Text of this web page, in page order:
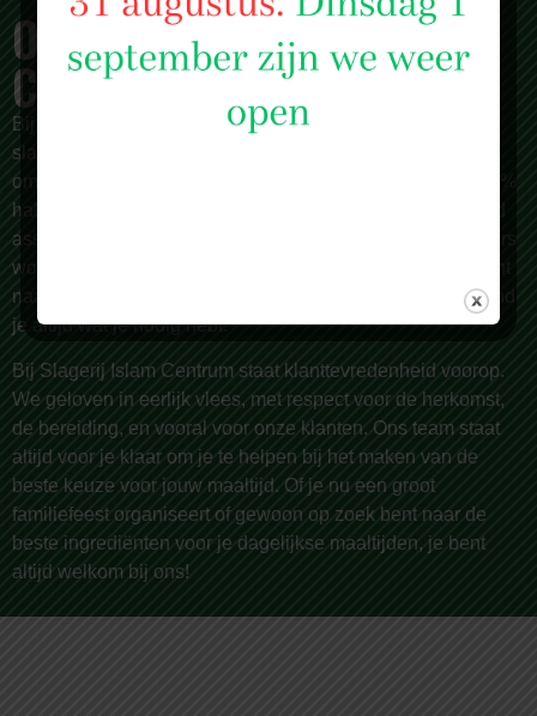
OVER SLAGERIJ ISLAM
CENTRUM
Bij Slagerij Islam Centrumzijn we meer dan alleen een
slagerij. Al sinds 1987 zijn we een begrip in Rotterdam en
omstreken, bekend om onze zorgvuldige selectie van 100%
halal vlees van de hoogste kwaliteit. Wij bieden een breed
assortiment, met meer dan 150 producten die dagelijks vers
worden bereid door onze vakslagers. Of je nu op zoek bent
naar lamsvlees, rundvlees, kip, of geitenvlees – bij ons vind
je altijd wat je nodig hebt.
Bij Slagerij Islam Centrum staat klanttevredenheid voorop.
We geloven in eerlijk vlees, met respect voor de herkomst,
de bereiding, en vooral voor onze klanten. Ons team staat
altijd voor je klaar om je te helpen bij het maken van de
beste keuze voor jouw maaltijd. Of je nu een groot
familiefeest organiseert of gewoon op zoek bent naar de
beste ingrediënten voor je dagelijkse maaltijden, je bent
altijd welkom bij ons!